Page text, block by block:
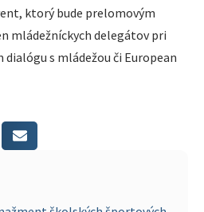
ktorý bude prelomovým
mládežníckych delegátov pri
dialógu s mládežou či European